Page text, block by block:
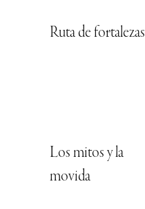
Ruta de fortalezas
Los mitos y la
movida